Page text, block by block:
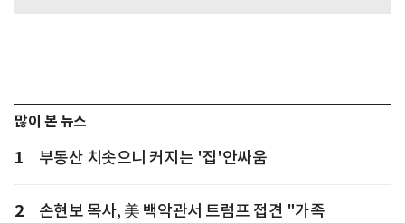
많이 본 뉴스
1 부동산 치솟으니 커지는 '집'안싸움
2
손현보 목사, 美 백악관서 트럼프 접견 "가족